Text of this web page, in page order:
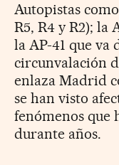
Autopistas
R5, R4 y R2); la
la AP-41 que va
circunvalación
enlaza Madrid
se han visto
fenómenos que
durante años.